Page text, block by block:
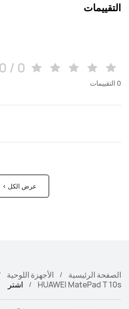
التقييمات
0 / 0
0 التقييمات
عرض الكل >
الصفحة الرئيسية
الأجهزة اللوحية
HUAWEI MatePad T 10s
اشتر